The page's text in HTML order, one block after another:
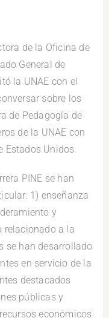
de la Oficina de
General de
la UNAE con el
sobre los
de Pedagogía de
de la UNAE con
Unidos.
PINE se han
1) enseñanza
y
relacionado a la
se han desarrollado
en servicio de la
destacados
públicas y
económicos